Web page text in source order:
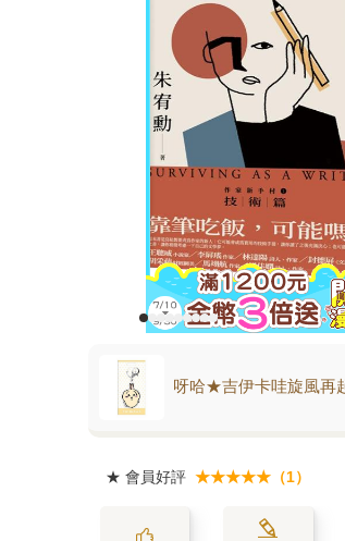
呀哈★吉伊卡哇旋風再
★ 會員好評 ★★★★★（1）